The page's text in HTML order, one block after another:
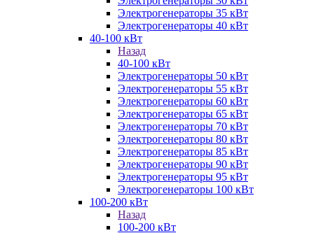
Электрогенераторы 35 кВт
Электрогенераторы 40 кВт
40-100 кВт
Назад
40-100 кВт
Электрогенераторы 50 кВт
Электрогенераторы 55 кВт
Электрогенераторы 60 кВт
Электрогенераторы 65 кВт
Электрогенераторы 70 кВт
Электрогенераторы 80 кВт
Электрогенераторы 85 кВт
Электрогенераторы 90 кВт
Электрогенераторы 95 кВт
Электрогенераторы 100 кВт
100-200 кВт
Назад
100-200 кВт